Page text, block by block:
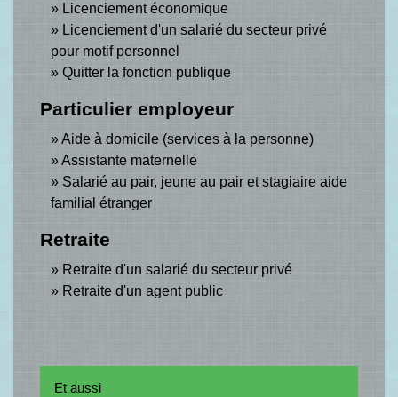
Licenciement économique
Licenciement d'un salarié du secteur privé
pour motif personnel
Quitter la fonction publique
Particulier employeur
Aide à domicile (services à la personne)
Assistante maternelle
Salarié au pair, jeune au pair et stagiaire aide
familial étranger
Retraite
Retraite d'un salarié du secteur privé
Retraite d'un agent public
Et aussi